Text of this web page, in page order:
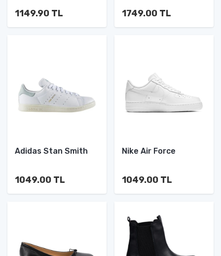
1149.90 TL 1749.00 TL
Adidas Stan Smith
1049.00 TL
Nike Air Force
1049.00 TL